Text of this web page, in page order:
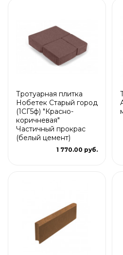
Тротуарная плитка
Нобетек Старый город
(1СГ5ф) "Красно-
коричневая"
Частичный прокрас
(белый цемент)
1 770.00 руб.